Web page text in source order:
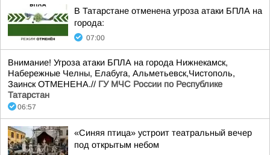
В Татарстане отменена угроза атаки БПЛА на
города:
07:00
Внимание! Угроза атаки БПЛА на города Нижнекамск,
Набережные Челны, Елабуга, Альметьевск,Чистополь,
Заинск ОТМЕНЕНА.// ГУ МЧС России по Республике
Татарстан
06:57
«Синяя птица» устроит театральный вечер
под открытым небом